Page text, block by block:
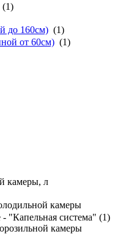
(1)
до 160см) (1)
от 60см) (1)
камеры, л
камеры
- "Капельная система" (1)
камеры